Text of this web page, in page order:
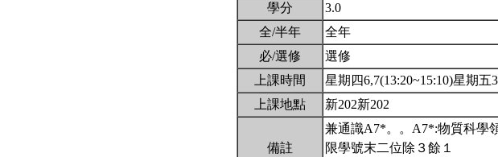
學分
3.0
全/半年
全年
必/選修
選修
上課時間
星期四6,7(13:20~15:10)星期五
上課地點
新202新202
備註
兼通識A7*。。A7*:物質科學
限學號末二位除３餘１